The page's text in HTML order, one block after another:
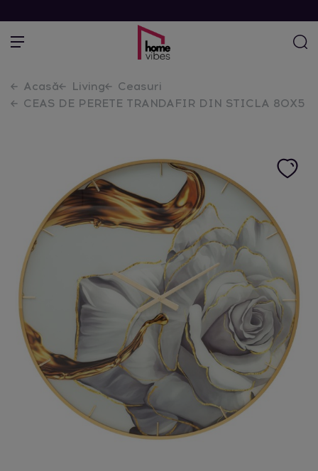
Acasă Living
Ceasuri
CEAS DE PERETE TRANDAFIR DIN STICLA 80X5